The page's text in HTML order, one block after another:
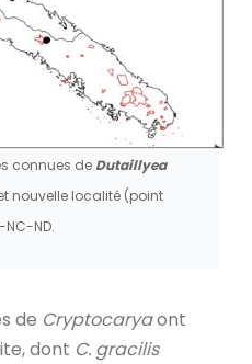
connues de Dutaillyea
nouvelle localité (point
ND.
de Cryptocaryaont
dont C. gracilis